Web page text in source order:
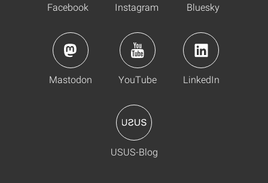
Facebook Instagram Bluesky
Mastodon YouTube LinkedIn
USUS-Blog